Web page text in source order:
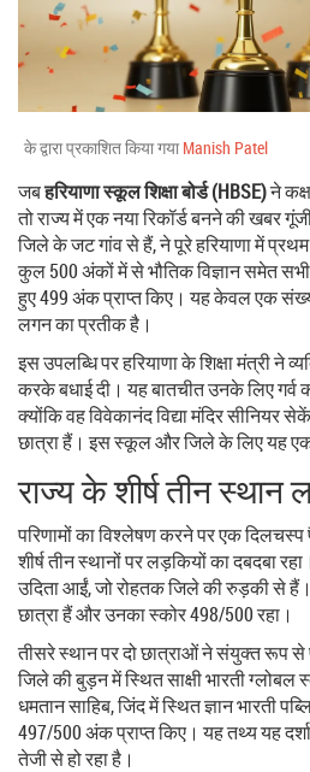
के द्वारा प्रकाशित किया गया Manish Patel
जबहरियाणा स्कूल शिक्षा बोर्ड (HBSE)ने
तो राज्य में एक नया रिकॉर्ड बनने की खबर
जिले के जट गांव से हैं, ने पूरे हरियाणा में
कुल 500 अंकों में से भौतिक विज्ञान समेत
हुए 499 अंक प्राप्त किए। यह केवल एक
लगन का प्रतीक है।
इस उपलब्धि परहरियाणा के शिक्षा मंत्रीने
करके बधाई दी। यह बातचीत उनके लिए गर्व
क्योंकि वहविवेकानंद विद्या मंदिर सीनियर
छात्रा हैं। इस स्कूल और जिले के लिए यह एक
राज्य के शीर्ष तीन स्थान
परिणामों का विश्लेषण करने पर एक
शीर्ष तीन स्थानों पर लड़कियों का दबदबा
उदिताआईं, जो रोहतक जिले की रुड़की से
छात्रा हैं और उनका स्कोर 498/500 रहा।
तीसरे स्थान पर दो छात्राओं ने संयुक्त रूप
जिले की बुड़न में स्थितसाक्षी भारती
धमतान साहिब, जिंद में स्थितज्ञान भारती
497/500 अंक प्राप्त किए। यह तथ्य यह
तेजी से हो रहा है।